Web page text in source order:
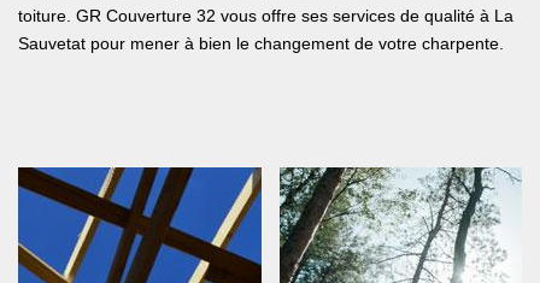
toiture. GR Couverture 32 vous offre ses services de qualité à La
Sauvetat pour mener à bien le changement de votre charpente.